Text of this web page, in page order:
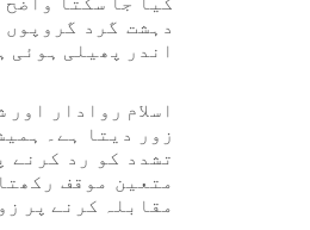
دہشت گرد
اندر پھیلی ہوئی
اسلام روادار
زور دیتا ہے۔
تشدد کو رد کرنے
متعین موقف
مقابلہ کرنے پر